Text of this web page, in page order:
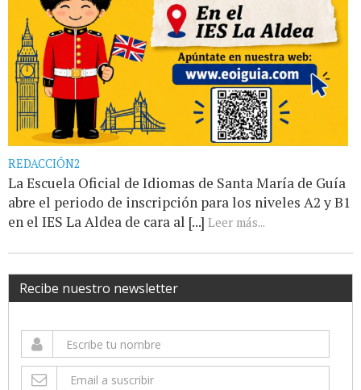
REDACCIÓN2
La Escuela Oficial de Idiomas de Santa María de Guía
abre el periodo de inscripción para los niveles A2 y B1
en el IES La Aldea de cara al [...] Leer más...
Recibe nuestro newsletter